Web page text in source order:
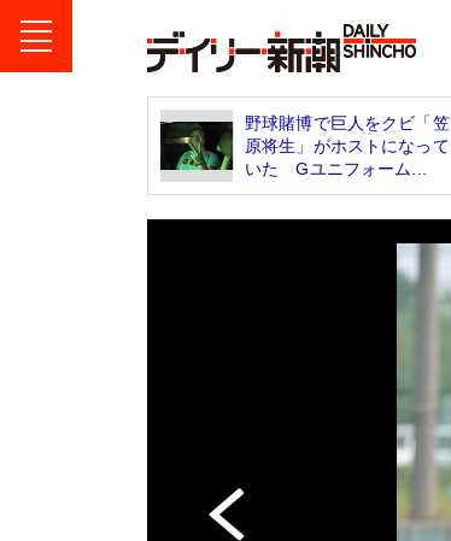
野球賭博で巨人をクビ「笠
原将生」がホストになって
いた Gユニフォーム...